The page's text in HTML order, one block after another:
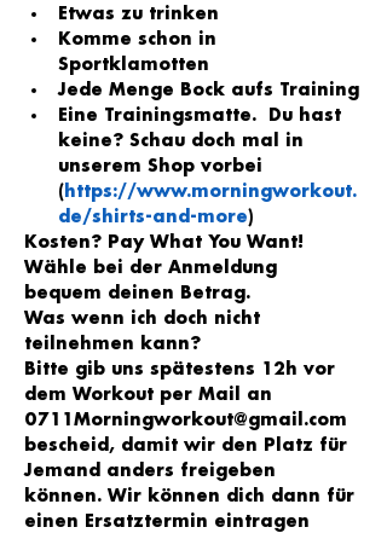
Etwas zu trinken
Komme schon in
Sportklamotten
Jede Menge Bock aufs Training
Eine Trainingsmatte.  Du hast
keine? Schau doch mal in
unserem Shop vorbei
( https://www.morningworkout.
de/shirts-and-more)
Kosten? Pay What You Want!
Wähle bei der Anmeldung
bequem deinen Betrag.
Was wenn ich doch nicht
teilnehmen kann?
Bitte gib uns spätestens 12h vor
dem Workout per Mail an
0711Morningworkout@gmail.com
bescheid, damit wir den Platz für
Jemand anders freigeben
können. Wir können dich dann für
einen Ersatztermin eintragen